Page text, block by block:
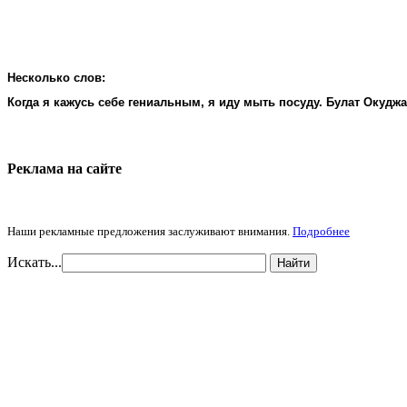
Несколько слов:
Когда я кажусь себе гениальным, я иду мыть посуду. Булат
Реклама на cайте
Наши рекламные предложения заслуживают внимания. Подробнее
Искать... Найти